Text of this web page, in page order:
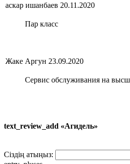
аскар ишанбаев 20.11.2020
Пар класс
Жаке Аргун 23.09.2020
Сервис обслуживания на
text_review_add «Агидель»
Сіздің атыңыз: